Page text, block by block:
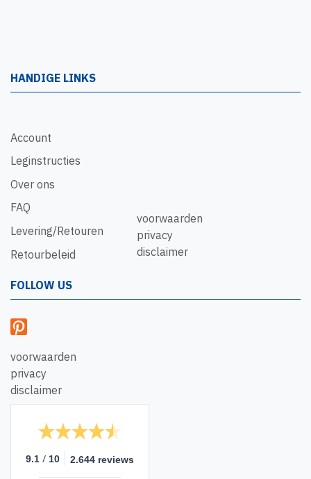
HANDIGE LINKS
Account
Leginstructies
Over ons
FAQ
Levering/Retouren
Retourbeleid
voorwaarden
privacy
disclaimer
FOLLOW US
voorwaarden
privacy
disclaimer
9.1 / 10 2.644 reviews